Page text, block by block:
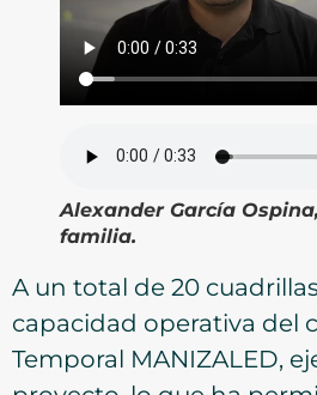
Alexander García
familia.
A un total de 20
capacidad operativa del
Temporal MANIZALED,